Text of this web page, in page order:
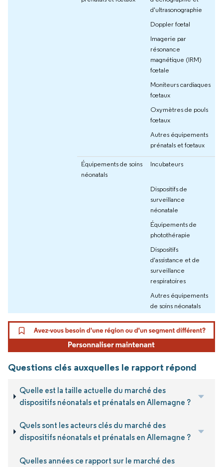
d'ultrasonographie
Doppler fœtal
Imagerie par
résonance
magnétique (IRM)
fœtale
Moniteurs cardiaques
fœtaux
Oxymètres de pouls
fœtaux
Autres équipements
prénatals et fœtaux
Équipements de soins
néonatals
Incubateurs
Dispositifs de
surveillance
néonatale
Équipements de
photothérapie
Dispositifs
d'assistance et de
surveillance
respiratoires
Autres équipements
de soins néonatals
Questions clés auxquelles le rapport répond
Quelle est la taille actuelle du marché des
dispositifs néonatals et prénatals en Allemagne ?
Quels sont les acteurs clés du marché des
dispositifs néonatals et prénatals en Allemagne ?
Quelles années ce rapport sur le marché des